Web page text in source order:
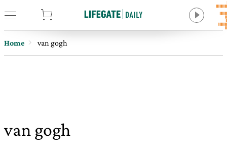
Home van gogh
van gogh